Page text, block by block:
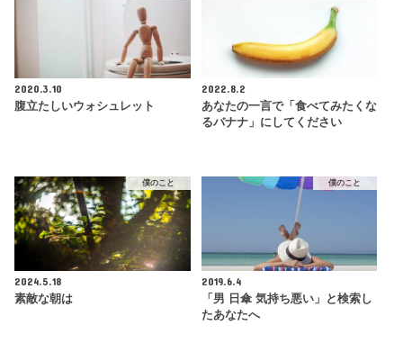
2020.3.10
腹立たしいウォシュレット
2022.8.2
あなたの一言で「食べてみたくな
るバナナ」にしてください
僕のこと
2024.5.18
素敵な朝は
僕のこと
2019.6.4
「男 日傘 気持ち悪い」と検索し
たあなたへ